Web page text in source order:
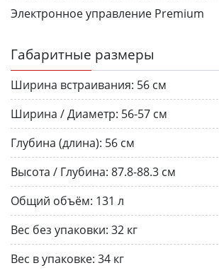
Электронное управление Premium
Габаритные размеры
Ширина встраивания: 56 см
Ширина / Диаметр: 56-57 см
Глубина (длина): 56 см
Высота / Глубина: 87.8-88.3 см
Общий объём: 131 л
Вес без упаков­ки: 32 кг
Вес в упаков­ке: 34 кг